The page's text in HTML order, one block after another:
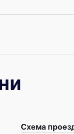
Схема